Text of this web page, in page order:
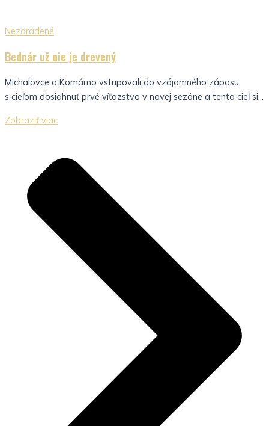
Nezaradené
Bednár už nie je drevený
Michalovce a Komárno vstupovali do vzájomného zápasu
s cieľom dosiahnuť prvé víťazstvo v novej sezóne a tento cieľ si...
Zobraziť viac